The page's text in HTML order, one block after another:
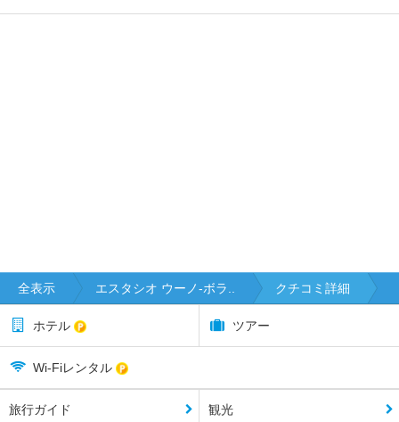
全表示 エスタシオ ウーノ-ボラ.. クチコミ詳細
ホテル ツアー
Wi-Fiレンタル
旅行ガイド 観光